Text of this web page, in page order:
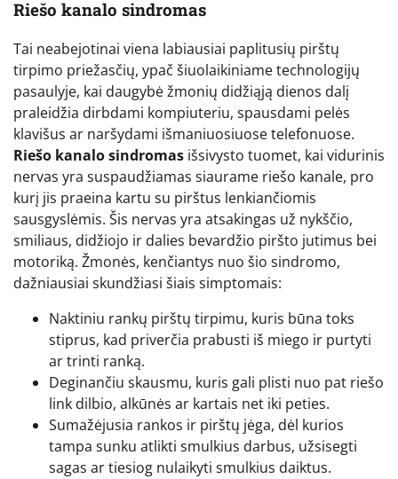
Riešo kanalo sindromas
Tai neabejotinai viena labiausiai paplitusių pirštų
tirpimo priežasčių, ypač šiuolaikiniame technologijų
pasaulyje, kai daugybė žmonių didžiąją dienos dalį
praleidžia dirbdami kompiuteriu, spausdami pelės
klavišus ar naršydami išmaniuosiuose telefonuose.
Riešo kanalo sindromas išsivysto tuomet, kai vidurinis
nervas yra suspaudžiamas siaurame riešo kanale, pro
kurį jis praeina kartu su pirštus lenkiančiomis
sausgyslėmis. Šis nervas yra atsakingas už nykščio,
smiliaus, didžiojo ir dalies bevardžio piršto jutimus bei
motoriką. Žmonės, kenčiantys nuo šio sindromo,
dažniausiai skundžiasi šiais simptomais:
Naktiniu rankų pirštų tirpimu, kuris būna toks
stiprus, kad priverčia prabusti iš miego ir purtyti
ar trinti ranką.
Deginančiu skausmu, kuris gali plisti nuo pat riešo
link dilbio, alkūnės ar kartais net iki peties.
Sumažėjusia rankos ir pirštų jėga, dėl kurios
tampa sunku atlikti smulkius darbus, užsisegti
sagas ar tiesiog nulaikyti smulkius daiktus.